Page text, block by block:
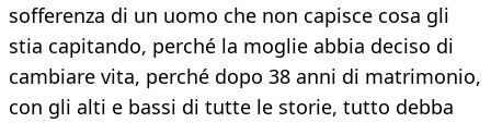
sofferenza di un uomo che non capisce cosa gli
stia capitando, perché la moglie abbia deciso di
cambiare vita, perché dopo 38 anni di matrimonio,
con gli alti e bassi di tutte le storie, tutto debba